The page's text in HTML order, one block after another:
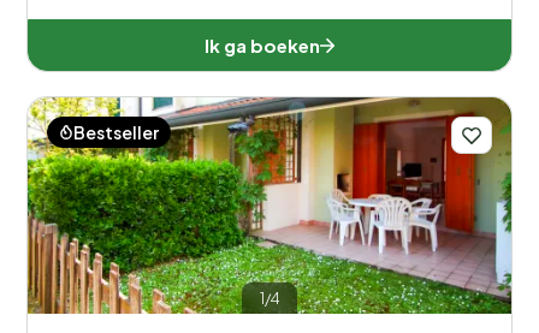
Ik ga boeken
1/4
Bestseller